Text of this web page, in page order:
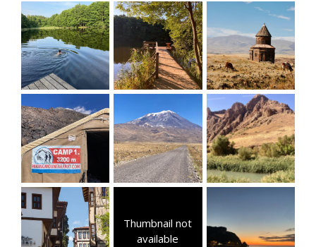
Thumbnail not
available